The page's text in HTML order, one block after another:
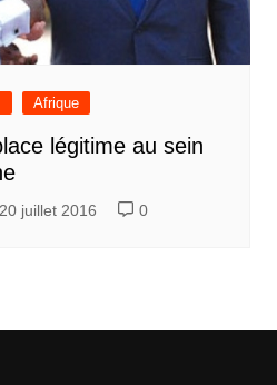
Afrique
légitime au sein
20 juillet 2016 0